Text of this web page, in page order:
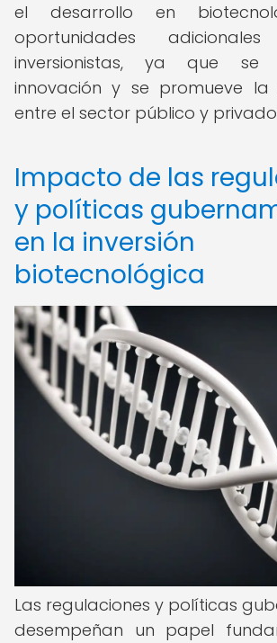
el desarrollo en
oportunidades
inversionistas, ya que
innovación y se promueve la
entre el sector público y
Impacto de las
y políticas
en la inversión
biotecnológica
Las regulaciones y políticas
desempeñan un papel